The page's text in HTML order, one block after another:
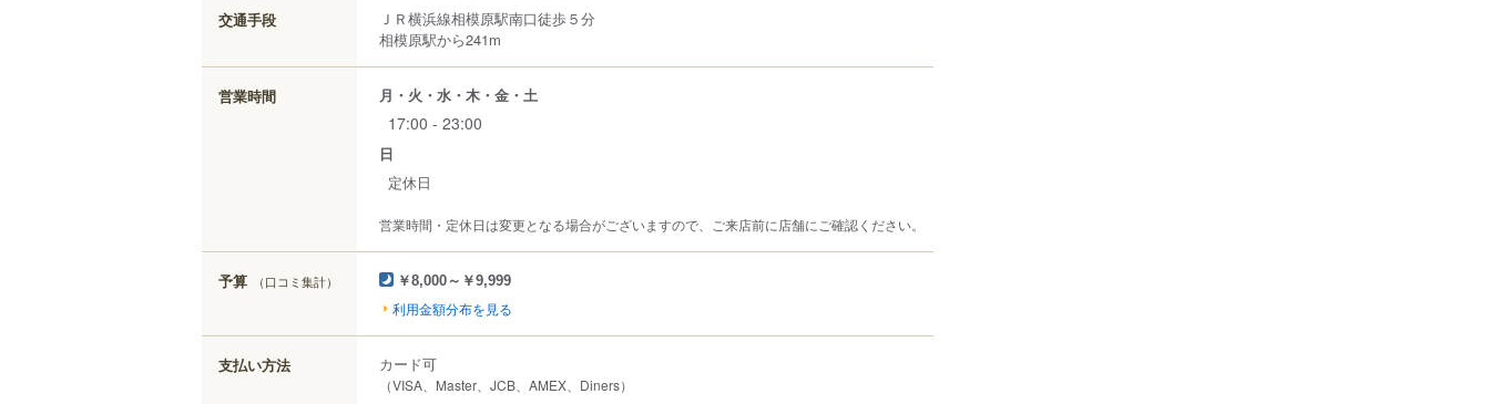
交通手段
ＪＲ横浜線相模原駅南口徒歩５分
相模原駅から241m
営業時間 月・火・水・木・金・土
17:00 - 23:00
日
定休日
営業時間・定休日は変更となる場合がございますので、ご来店前に店舗にご確認ください。
予算 （口コミ集計） ￥8,000～￥9,999
利用金額分布を見る
支払い方法 カード可
（VISA、Master、JCB、AMEX、Diners）